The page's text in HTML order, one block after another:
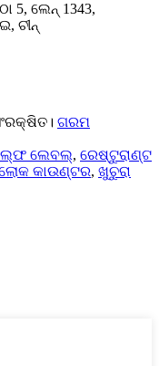
5, ଲେନ୍ 1343,
ଚୀନ୍
ଗରମ
ଲେବଲ୍, ରେଷ୍ଟୁରାଣ୍ଟ
ଲୋକ କାଉଣ୍ଟର, ଖୁଚୁରା